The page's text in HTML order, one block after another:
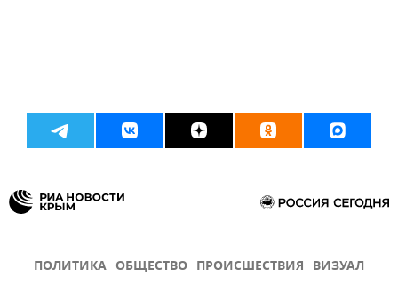
ПОЛИТИКА ОБЩЕСТВО ПРОИСШЕСТВИЯ ВИЗУАЛ